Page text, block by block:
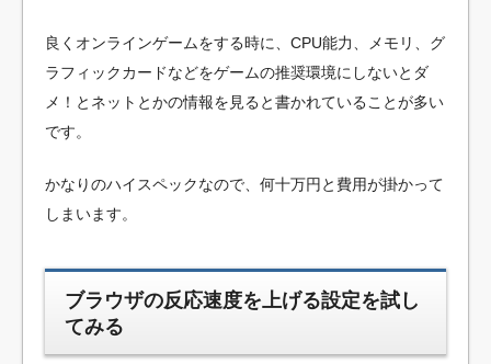
良くオンラインゲームをする時に、CPU能力、メモリ、グ
ラフィックカードなどをゲームの推奨環境にしないとダ
メ！とネットとかの情報を見ると書かれていることが多い
です。
かなりのハイスペックなので、何十万円と費用が掛かって
しまいます。
ブラウザの反応速度を上げる設定を試し
てみる